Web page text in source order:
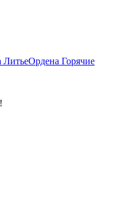
ЛитьеОрдена Горячие